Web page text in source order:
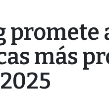
promete
más